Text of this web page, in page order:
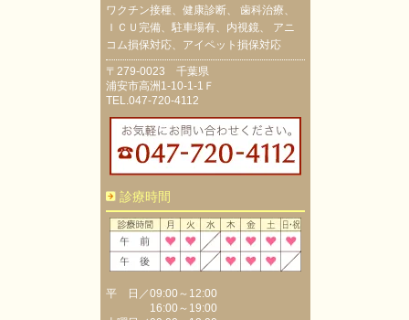
ワクチン接種、健康診断、 歯科治療、
ＩＣＵ完備、駐車場有、内視鏡、 アニ
コム損保対応、アイペット損保対応
〒279-0023 千葉県
浦安市高洲1-10-1-1Ｆ
TEL.047-720-4112
診療時間
平 日／09:00～12:00
16:00～19:00